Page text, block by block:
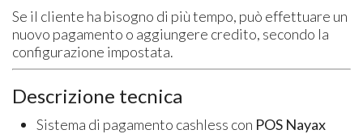
Se il cliente ha bisogno di più tempo, può effettuare un
nuovo pagamento o aggiungere credito, secondo la
configurazione impostata.
Descrizione tecnica
Sistema di pagamento cashless con POS Nayax